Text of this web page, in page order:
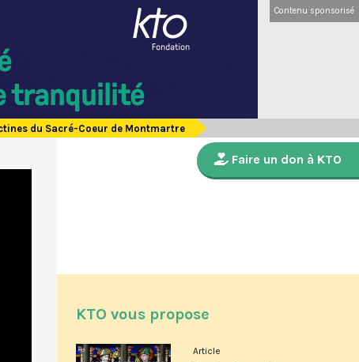
Contenu sponsorisé
du Sacré-Coeur de Montmartre
Faire un don à KTO
KTO vous propose
Article